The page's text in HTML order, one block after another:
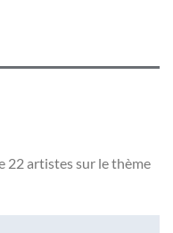
22 artistes sur le thème